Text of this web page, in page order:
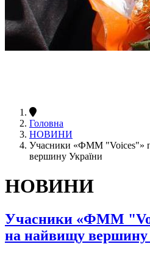
Головна
НОВИНИ
Учасники «ФММ "Voices"»
вершину України
НОВИНИ
Учасники «ФММ
на найвищу вершину